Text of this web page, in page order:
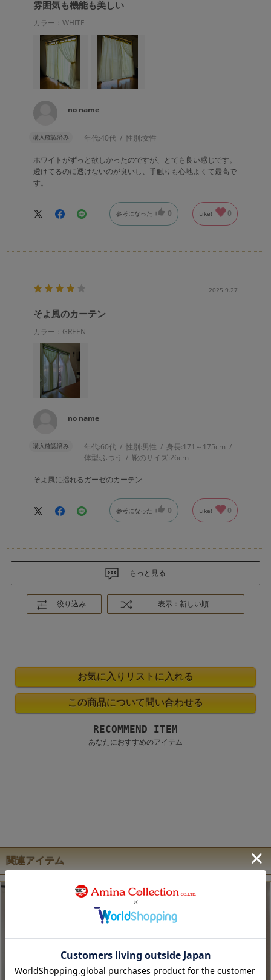
雰囲気も機能も美しい
カラー：WHITE
no name
購入確認済み 年代:40代 性別:女性
ホワイトがずっと欲しかったのですが、とても良い感じです。
透けてるのに透けないのが良いし、手触りも心地よくて最高で
す。
参考になった 0 Like! 0
2025.9.27
そよ風のカーテン
カラー：GREEN
no name
購入確認済み 年代:60代 性別:男性 身長:171～175cm
体型:ふつう 靴のサイズ:26cm
そよ風に揺れるガーゼのカーテン
参考になった 0 Like! 0
もっと見る
絞り込み 表示：新しい順
RECOMMEND ITEM
あなたにおすすめのアイテム
関連アイテム